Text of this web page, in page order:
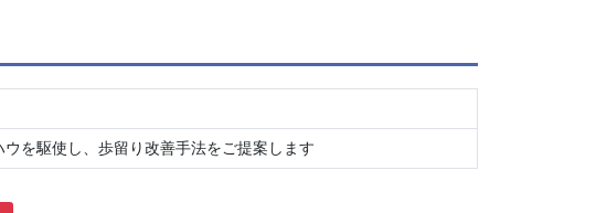
を駆使し、歩留り改善手法をご提案します